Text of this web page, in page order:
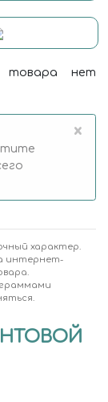
товара нет
×
характер.
интернет-